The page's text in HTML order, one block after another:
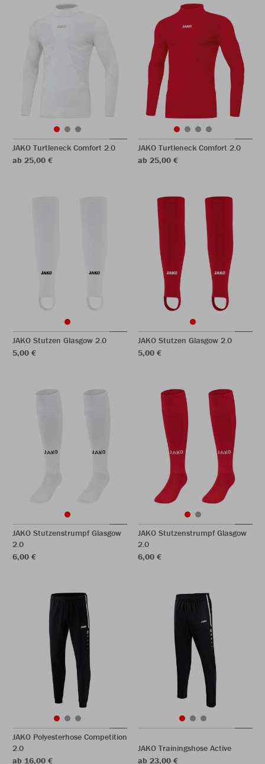
JAKO Turtleneck Comfort 2.0
ab 25,00 €
JAKO Turtleneck Comfort 2.0
ab 25,00 €
JAKO Stutzen Glasgow 2.0
5,00 €
JAKO Stutzen Glasgow 2.0
5,00 €
JAKO Stutzenstrumpf Glasgow
2.0
6,00 €
JAKO Stutzenstrumpf Glasgow
2.0
6,00 €
JAKO Polyesterhose Competition
2.0
ab 16,00 €
JAKO Trainingshose Active
ab 23,00 €